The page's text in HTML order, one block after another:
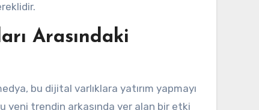
Arasındaki
bu dijital varlıklara yatırım yapmayı
yeni trendin arkasında yer alan bir etki